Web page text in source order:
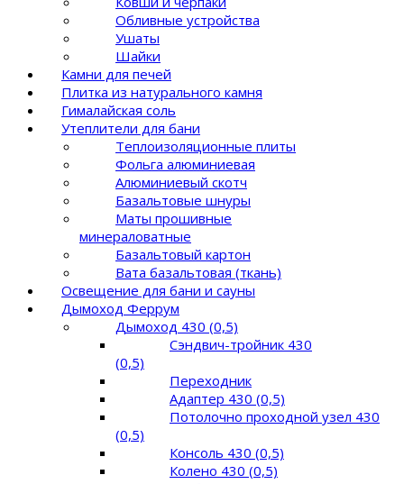
Обливные устройства
Ушаты
Шайки
Камни для печей
Плитка из натурального камня
Гималайская соль
Утеплители для бани
Теплоизоляционные плиты
Фольга алюминиевая
Алюминиевый скотч
Базальтовые шнуры
Маты прошивные
минераловатные
Базальтовый картон
Вата базальтовая (ткань)
Освещение для бани и сауны
Дымоход Феррум
Дымоход 430 (0,5)
Сэндвич-тройник 430
(0,5)
Переходник
Адаптер 430 (0,5)
Потолочно проходной узел 430
(0,5)
Консоль 430 (0,5)
Колено 430 (0,5)